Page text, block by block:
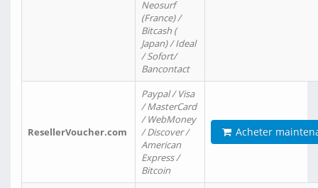
Neosurf
(France) /
Bitcash (
Japan) / Ideal
/ Sofort/
Bancontact
ResellerVoucher.com
Paypal / Visa
/ MasterCard
/ WebMoney
/ Discover /
American
Express /
Bitcoin
Acheter